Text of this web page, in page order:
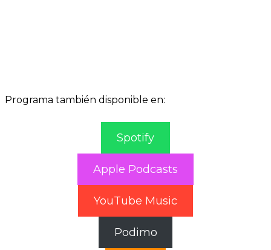
Programa también disponible en:
Spotify
Apple Podcasts
YouTube Music
Podimo